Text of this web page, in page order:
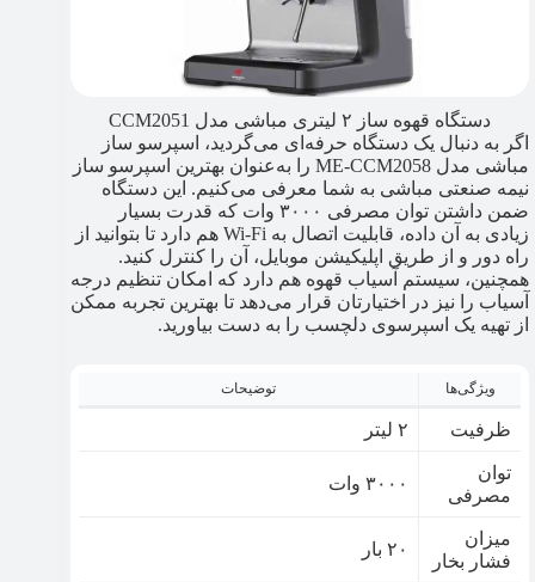
دستگاه قهوه ساز ۲ لیتری مباشی مدل CCM2051
اگر به دنبال یک دستگاه حرفه‌ای می‌گردید، اسپرسو ساز
مباشی مدل ME-CCM2058 را به‌عنوان بهترین اسپرسو ساز
نیمه صنعتی مباشی به شما معرفی می‌کنیم. این دستگاه
ضمن داشتن توان مصرفی ۳۰۰۰ وات که قدرت بسیار
زیادی به آن داده، قابلیت اتصال به Wi-Fi هم دارد تا بتوانید از
راه دور و از طریق اپلیکیشن موبایل، آن را کنترل کنید.
همچنین، سیستم آسیاب قهوه هم دارد که امکان تنظیم درجه
آسیاب را نیز در اختیارتان قرار می‌دهد تا بهترین تجربه ممکن
از تهیه یک اسپرسوی دلچسب را به دست بیاورید.
ویژگی‌ها توضیحات
ظرفیت ۲ لیتر
توان
مصرفی
۳۰۰۰ وات
میزان
فشار بخار
۲۰ بار